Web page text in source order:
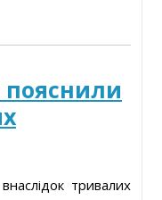
пояснили
тривалих